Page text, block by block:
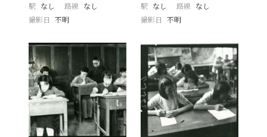
駅 なし 路線 なし
撮影日
不明
駅 なし 路線 なし
撮影日 不明